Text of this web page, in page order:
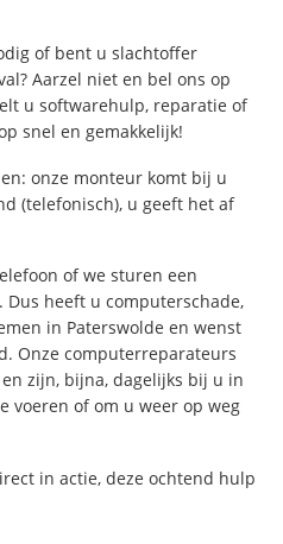
of bent u slachtoffer
Aarzel niet en bel ons op
u softwarehulp, reparatie of
snel en gemakkelijk!
onze monteur komt bij u
(telefonisch), u geeft het af
of we sturen een
Dus heeft u computerschade,
in Paterswolde en wenst
Onze computerreparateurs
zijn, bijna, dagelijks bij u in
voeren of om u weer op weg
in actie, deze ochtend hulp